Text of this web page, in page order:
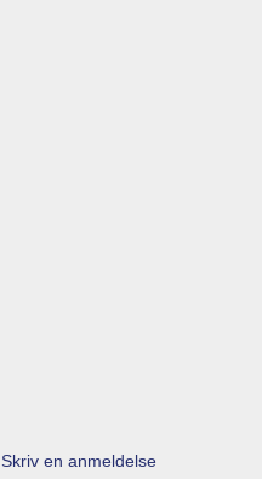
Skriv en anmeldelse